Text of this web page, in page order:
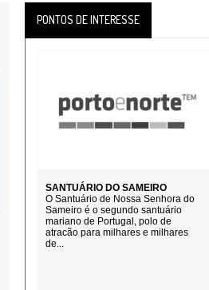
PONTOS DE INTERESSE
SANTUÁRIO DO SAMEIRO
O Santuário de Nossa Senhora do
Sameiro é o segundo santuário
mariano de Portugal, polo de
atracão para milhares e milhares
de...